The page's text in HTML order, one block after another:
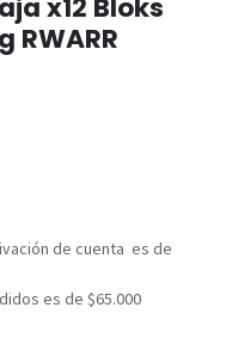
RWARR
de cuenta es de
es de $65.000